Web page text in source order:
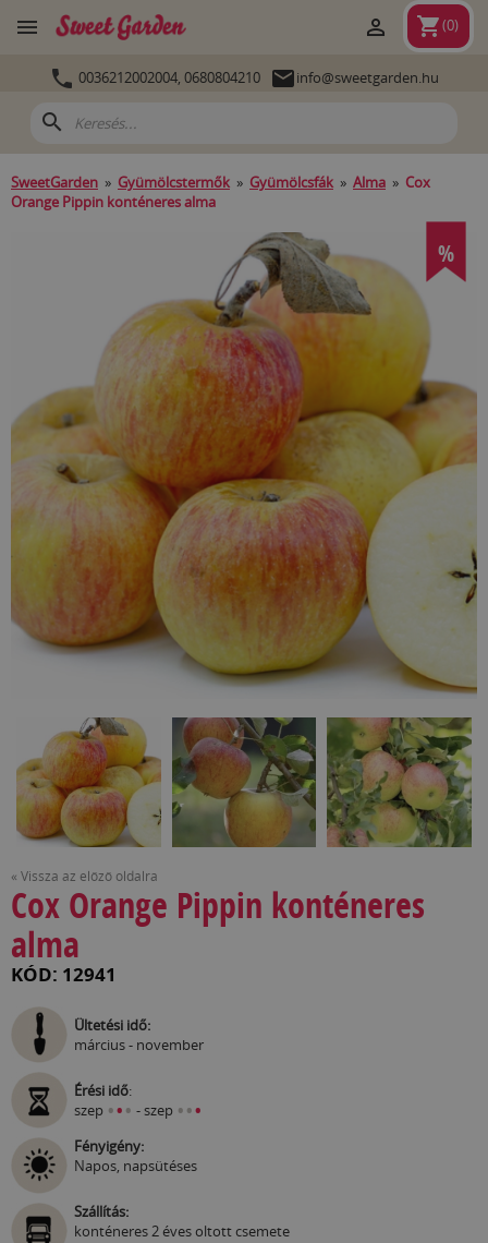
 shopping_cart(0)

 0036212002004, 0680804210 info@sweetgarden.hu
search
SweetGarden » Gyümölcstermők » Gyümölcsfák » Alma » Cox
Orange Pippin konténeres alma
%
« Vissza az előző oldalra
Cox Orange Pippin konténeres
alma
KÓD: 12941
Ültetési idő:
március - november
Érési idő:
szep ••• - szep •••
Fényigény:
Napos, napsütéses
Szállítás:
konténeres 2 éves oltott csemete